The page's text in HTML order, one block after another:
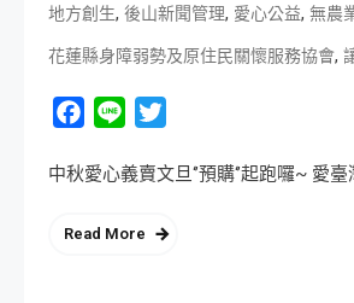
地方創生, 後山新聞管理, 愛心公益, 無農
花蓮縣身障弱勢及原住民關懷服務協會,
Facebook
Line
中秋愛心義賣文旦‘’預購‘’起跑囉~
Read More